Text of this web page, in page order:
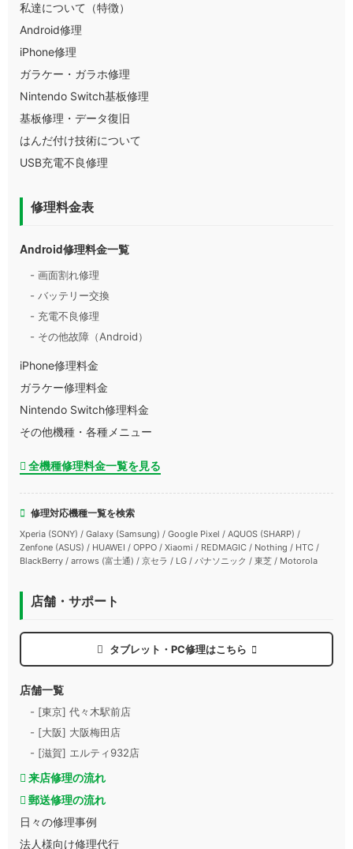
私達について（特徴）
Android修理
iPhone修理
ガラケー・ガラホ修理
Nintendo Switch基板修理
基板修理・データ復旧
はんだ付け技術について
USB充電不良修理
修理料金表
Android修理料金一覧
- 画面割れ修理
- バッテリー交換
- 充電不良修理
- その他故障（Android）
iPhone修理料金
ガラケー修理料金
Nintendo Switch修理料金
その他機種・各種メニュー
全機種修理料金一覧を見る
修理対応機種一覧を検索
Xperia (SONY) / Galaxy (Samsung) / Google Pixel / AQUOS (SHARP) /
Zenfone (ASUS) / HUAWEI / OPPO / Xiaomi / REDMAGIC / Nothing / HTC /
BlackBerry / arrows (富士通) / 京セラ / LG / パナソニック / 東芝 / Motorola
店舗・サポート
タブレット・PC修理はこちら
店舗一覧
- [東京] 代々木駅前店
- [大阪] 大阪梅田店
- [滋賀] エルティ932店
来店修理の流れ
郵送修理の流れ
日々の修理事例
法人様向け修理代行